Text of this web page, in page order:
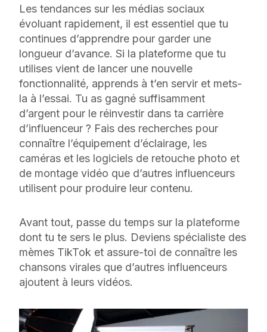
Les tendances sur les médias sociaux
évoluant rapidement, il est essentiel que tu
continues d’apprendre pour garder une
longueur d’avance. Si la plateforme que tu
utilises vient de lancer une nouvelle
fonctionnalité, apprends à t’en servir et mets-
la à l’essai. Tu as gagné suffisamment
d’argent pour le réinvestir dans ta carrière
d’influenceur ? Fais des recherches pour
connaître l’équipement d’éclairage, les
caméras et les logiciels de retouche photo et
de montage vidéo que d’autres influenceurs
utilisent pour produire leur contenu.
Avant tout, passe du temps sur la plateforme
dont tu te sers le plus. Deviens spécialiste des
mèmes TikTok et assure-toi de connaître les
chansons virales que d’autres influenceurs
ajoutent à leurs vidéos.